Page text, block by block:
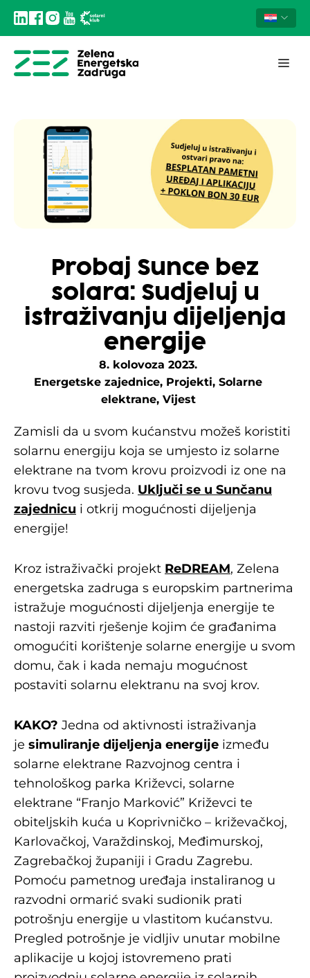
Probaj Sunce bez
solara: Sudjeluj u
istraživanju dijeljenja
energije
8. kolovoza 2023.
Energetske zajednice, Projekti, Solarne
elektrane, Vijest
Zamisli da u svom kućanstvu možeš koristiti
solarnu energiju koja se umjesto iz solarne
elektrane na tvom krovu proizvodi iz one na
krovu tvog susjeda. Uključi se u Sunčanu
zajednicu i otkrij mogućnosti dijeljenja
energije!
Kroz istraživački projekt ReDREAM, Zelena
energetska zadruga s europskim partnerima
istražuje mogućnosti dijeljenja energije te
nastoji razviti rješenje kojim će građanima
omogućiti korištenje solarne energije u svom
domu, čak i kada nemaju mogućnost
postaviti solarnu elektranu na svoj krov.
KAKO? Jedna od aktivnosti istraživanja
je simuliranje dijeljenja energije između
solarne elektrane Razvojnog centra i
tehnološkog parka Križevci, solarne
elektrane “Franjo Marković” Križevci te
obiteljskih kuća u Koprivničko – križevačkoj,
Karlovačkoj, Varaždinskoj, Međimurskoj,
Zagrebačkoj županiji i Gradu Zagrebu.
Pomoću pametnog uređaja instaliranog u
razvodni ormarić svaki sudionik prati
potrošnju energije u vlastitom kućanstvu.
Pregled potrošnje je vidljiv unutar mobilne
aplikacije u kojoj istovremeno prati